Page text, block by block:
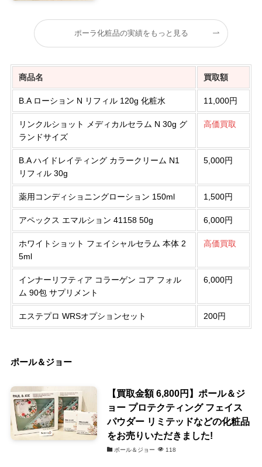
ポーラ化粧品の実績をもっと見る
商品名 買取額
B.A ローション N リフィル 120g 化粧水 11,000円
リンクルショット メディカルセラム N 30g グ
ランドサイズ
高価買取
B.A ハイドレイティング カラークリーム N1
リフィル 30g
5,000円
薬用コンディショニングローション 150ml 1,500円
アペックス エマルション 41158 50g 6,000円
ホワイトショット フェイシャルセラム 本体 2
5ml
高価買取
インナーリフティア コラーゲン コア フォル
ム 90包 サプリメント
6,000円
エステプロ WRSオプションセット 200円
ポール＆ジョー
【買取金額 6,800円】ポール＆ジ
ョー プロテクティング フェイス
パウダー リミテッドなどの化粧品
をお売りいただきました!
ポール＆ジョー 118